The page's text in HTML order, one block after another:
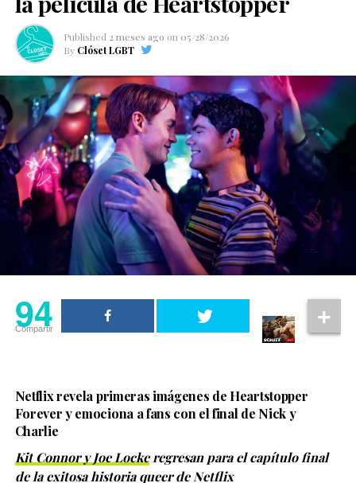
Published 2 meses ago on 05/28/2026
By Clóset LGBT
94
Compartir
Netflix revela primeras imágenes de Heartstopper
Forever y emociona a fans con el final de Nick y
Charlie
Kit Connor y Joe Lockeregresan para el capítulo final
de la exitosa historia queer de Netflix